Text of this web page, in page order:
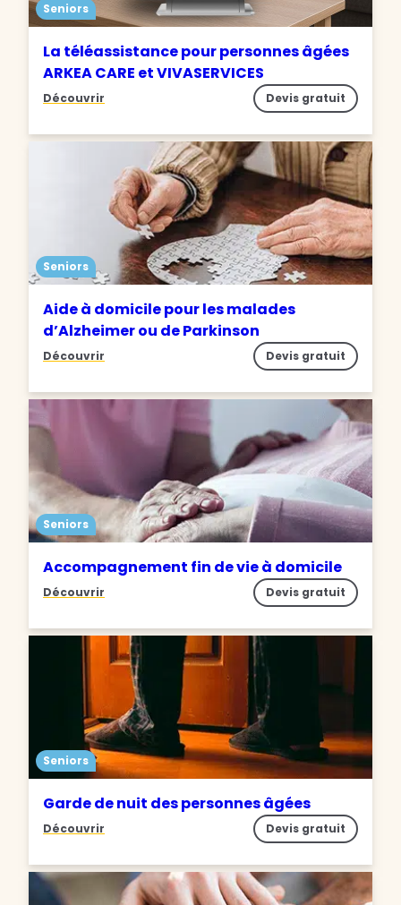
Seniors
La téléassistance pour personnes âgées
ARKEA CARE et VIVASERVICES
Découvrir Devis gratuit
Seniors
Aide à domicile pour les malades
d’Alzheimer ou de Parkinson
Découvrir Devis gratuit
Seniors
Accompagnement fin de vie à domicile
Découvrir Devis gratuit
Seniors
Garde de nuit des personnes âgées
Découvrir Devis gratuit